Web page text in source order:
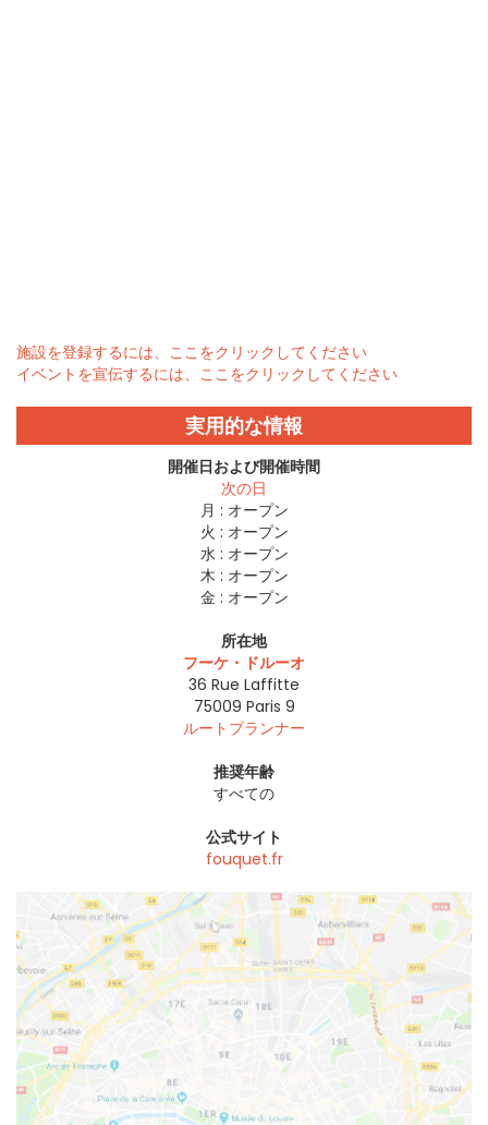
施設を登録するには、ここをクリックしてください
イベントを宣伝するには、ここをクリックしてください
実用的な情報
開催日および開催時間
次の日
月 : オープン
火 : オープン
水 : オープン
木 : オープン
金 : オープン
所在地
フーケ・ドルーオ
36 Rue Laffitte
75009 Paris 9
ルートプランナー
推奨年齢
すべての
公式サイト
fouquet.fr